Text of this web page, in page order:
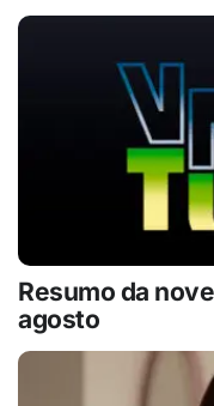
Resumo da
agosto